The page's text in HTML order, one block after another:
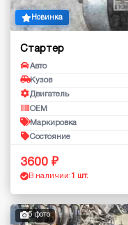
Новинка
Стартер
Авто
Кузов
Двигатель
OEM
Маркировка
Состояние
3600
В наличии: 1 шт.
5 фото